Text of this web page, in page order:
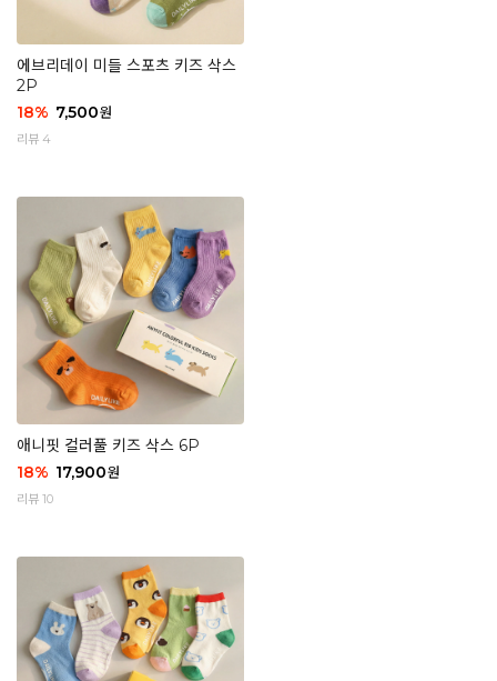
에브리데이 미들 스포츠 키즈 삭스
2P
18% 7,500원
리뷰 4
애니핏 컬러풀 키즈 삭스 6P
18% 17,900원
리뷰 10